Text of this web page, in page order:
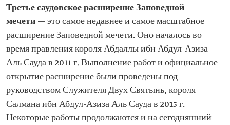
Третье саудовское расширение Заповедной
мечети — это самое недавнее и самое масштабное
расширение Заповедной мечети. Оно началось во
время правления короля Абдаллы ибн Абдул-Азиза
Аль Сауда в 2011 г. Выполнение работ и официальное
открытие расширение были проведены под
руководством Служителя Двух Святынь, короля
Салмана ибн Абдул-Азиза Аль Сауда в 2015 г.
Некоторые работы продолжаются и на сегодняшний